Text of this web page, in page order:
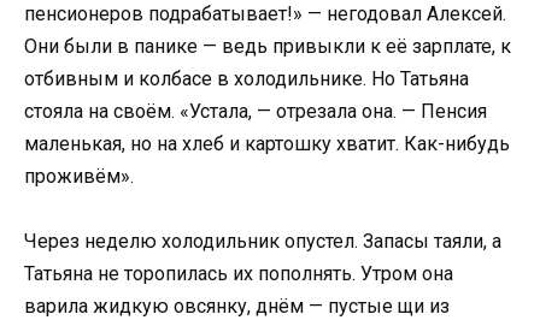
пенсионеров подрабатывает!» — негодовал Алексей.
Они были в панике — ведь привыкли к её зарплате, к
отбивным и колбасе в холодильнике. Но Татьяна
стояла на своём. «Устала, — отрезала она. — Пенсия
маленькая, но на хлеб и картошку хватит. Как-нибудь
проживём».
Через неделю холодильник опустел. Запасы таяли, а
Татьяна не торопилась их пополнять. Утром она
варила жидкую овсянку, днём — пустые щи из